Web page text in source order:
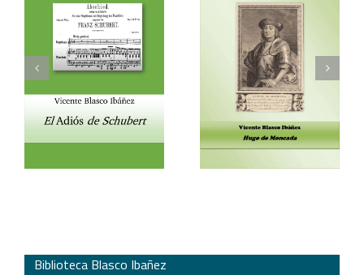
Vicente Blasco Ibáñez,
Hugo de Moncada
Aventura veneciana y
otros cuentos
Biblioteca Blasco Ibañez